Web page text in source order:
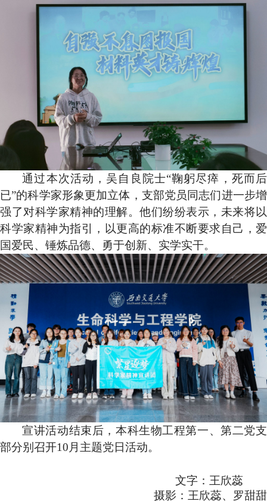
通过本次活动，吴自良院士“鞠躬尽瘁，死而后
已”的科学家形象更加立体，支部党员同志们进一步增
强了对科学家精神的理解。他们纷纷表示，未来将以
科学家精神为指引，以更高的标准不断要求自己，爱
国爱民、锤炼品德、勇于创新、实学实干。
宣讲活动结束后，本科生物工程第一、第二党支
部分别召开10月主题党日活动。
文字：王欣蕊
摄影：王欣蕊、罗甜甜